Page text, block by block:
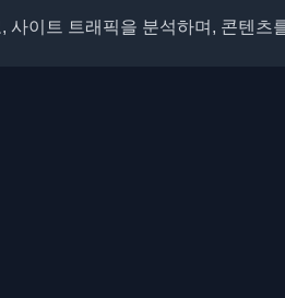
사이트 트래픽을 분석하며, 콘텐